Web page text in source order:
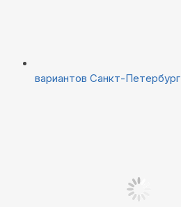
вариантов Санкт-Петербург